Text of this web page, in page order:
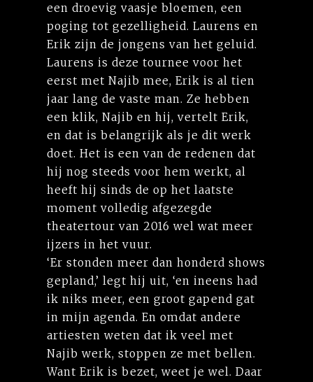
een droevig vaasje bloemen, een
poging tot gezelligheid. Laurens en
Erik zijn de jongens van het geluid.
Laurens is deze tournee voor het
eerst met Najib mee, Erik is al tien
jaar lang de vaste man. Ze hebben
een klik, Najib en hij, vertelt Erik,
en dat is belangrijk als je dit werk
doet. Het is een van de redenen dat
hij nog steeds voor hem werkt, al
heeft hij sinds de op het laatste
moment volledig afgezegde
theatertour van 2016 wel wat meer
ijzers in het vuur.
‘Er stonden meer dan honderd shows
gepland,’ legt hij uit, ‘en ineens had
ik niks meer, een groot gapend gat
in mijn agenda. En omdat andere
artiesten weten dat ik veel met
Najib werk, stoppen ze met bellen.
Want Erik is bezet, weet je wel. Daar